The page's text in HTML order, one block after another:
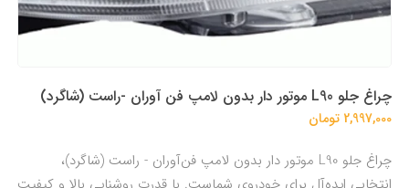
چراغ جلو L90 موتور دار بدون لامپ فن آوران -راست (شاگرد)
2,997,000 تومان
چراغ جلو L90 موتور دار بدون لامپ فن‌آوران - راست (شاگرد)،